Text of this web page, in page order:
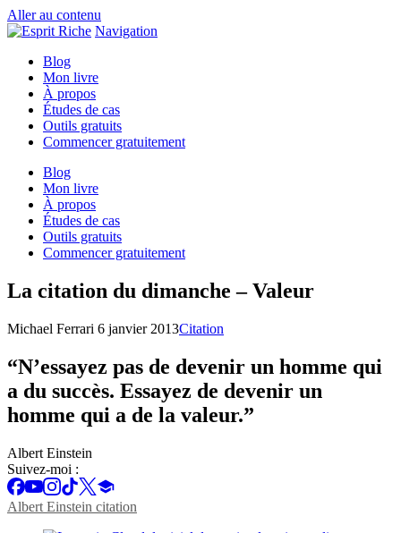
Aller au contenu
Navigation
Blog
Mon livre
À propos
Études de cas
Outils gratuits
Commencer gratuitement
Blog
Mon livre
À propos
Études de cas
Outils gratuits
Commencer gratuitement
La citation du dimanche – Valeur
Michael Ferrari 6 janvier 2013Citation
“N’essayez pas de devenir un homme qui
a du succès. Essayez de devenir un
homme qui a de la valeur.”
Albert Einstein
Suivez-moi :
Albert Einstein citation